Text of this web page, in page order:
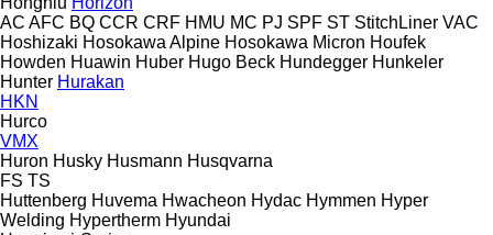
AC AFC BQ CCR CRF HMU MC PJ SPF ST StitchLiner VAC
Hoshizaki Hosokawa Alpine Hosokawa Micron Houfek
Howden Huawin Huber Hugo Beck Hundegger Hunkeler
Hunter Hurakan
HKN
Hurco
VMX
Huron Husky Husmann Husqvarna
FS TS
Huttenberg Huvema Hwacheon Hydac Hymmen Hyper
Welding Hypertherm Hyundai